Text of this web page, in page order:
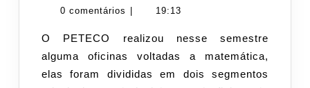
Geometria
Analítica.
de
de
2026
0 comentários | 19:13
O PETECO realizou nesse semestre
alguma oficinas voltadas a matemática,
elas foram divididas em dois segmentos